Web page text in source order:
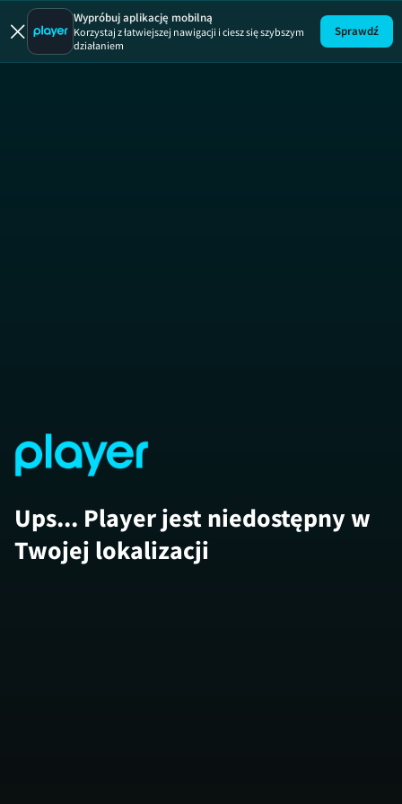
Wypróbuj aplikację mobilną
Korzystaj z łatwiejszej nawigacji i ciesz się szybszym
działaniem
Sprawdź
Ups... Player jest niedostępny w
Twojej lokalizacji